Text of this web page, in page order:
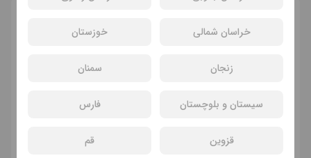
خراسان شمالی خوزستان
زنجان سمنان
سیستان و بلوچستان فارس
قزوین قم